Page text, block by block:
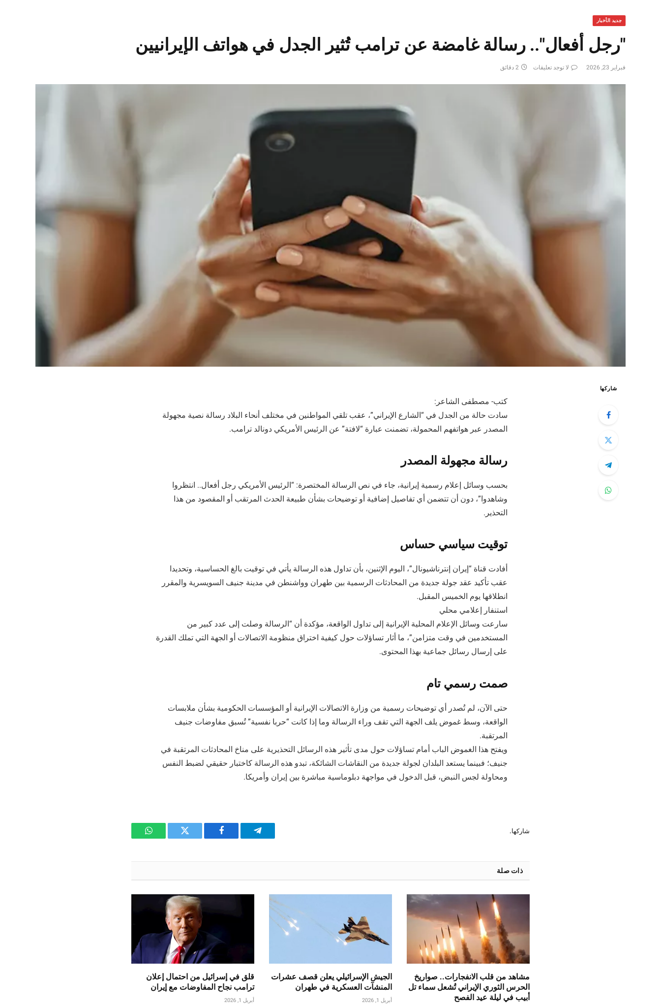
جديد الأخبار
"رجل أفعال".. رسالة غامضة عن ترامب تُثير الجدل في هواتف الإيرانيين
فبراير 23, 2026 لا توجد تعليقات 2 دقائق
شاركها
كتب- مصطفى الشاعر:
سادت حالة من الجدل في “الشارع الإيراني”، عقب تلقي المواطنين في مختلف أنحاء البلاد رسالة نصية مجهولة
المصدر عبر هواتفهم المحمولة، تضمنت عبارة “لافتة” عن الرئيس الأمريكي دونالد ترامب.
رسالة مجهولة المصدر
بحسب وسائل إعلام رسمية إيرانية، جاء في نص الرسالة المختصرة: “الرئيس الأمريكي رجل أفعال.. انتظروا
وشاهدوا”، دون أن تتضمن أي تفاصيل إضافية أو توضيحات بشأن طبيعة الحدث المرتقب أو المقصود من هذا
التحذير.
توقيت سياسي حساس
أفادت قناة “إيران إنترناشيونال”، اليوم الإثنين، بأن تداول هذه الرسالة يأتي في توقيت بالغ الحساسية، وتحديدا
عقب تأكيد عقد جولة جديدة من المحادثات الرسمية بين طهران وواشنطن في مدينة جنيف السويسرية والمقرر
انطلاقها يوم الخميس المقبل.
استنفار إعلامي محلي
سارعت وسائل الإعلام المحلية الإيرانية إلى تداول الواقعة، مؤكدة أن “الرسالة وصلت إلى عدد كبير من
المستخدمين في وقت متزامن”، ما أثار تساؤلات حول كيفية اختراق منظومة الاتصالات أو الجهة التي تملك القدرة
على إرسال رسائل جماعية بهذا المحتوى.
صمت رسمي تام
حتى الآن، لم تُصدر أي توضيحات رسمية من وزارة الاتصالات الإيرانية أو المؤسسات الحكومية بشأن ملابسات
الواقعة، وسط غموض يلف الجهة التي تقف وراء الرسالة وما إذا كانت “حربا نفسية” تُسبق مفاوضات جنيف
المرتقبة.
ويفتح هذا الغموض الباب أمام تساؤلات حول مدى تأثير هذه الرسائل التحذيرية على مناخ المحادثات المرتقبة في
جنيف؛ فبينما يستعد البلدان لجولة جديدة من النقاشات الشائكة، تبدو هذه الرسالة كاختبار حقيقي لضبط النفس
ومحاولة لجس النبض، قبل الدخول في مواجهة دبلوماسية مباشرة بين إيران وأمريكا.
شاركها.
تيلقرام فيسبوك تويتر واتساب
ذات صلة
مشاهد من قلب الانفجارات.. صواريخ
الحرس الثوري الإيراني تُشعل سماء تل
أبيب في ليلة عيد الفصح
الجيش الإسرائيلي يعلن قصف عشرات
المنشآت العسكرية في طهران
أبريل 1, 2026
قلق في إسرائيل من احتمال إعلان
ترامب نجاح المفاوضات مع إيران
أبريل 1, 2026